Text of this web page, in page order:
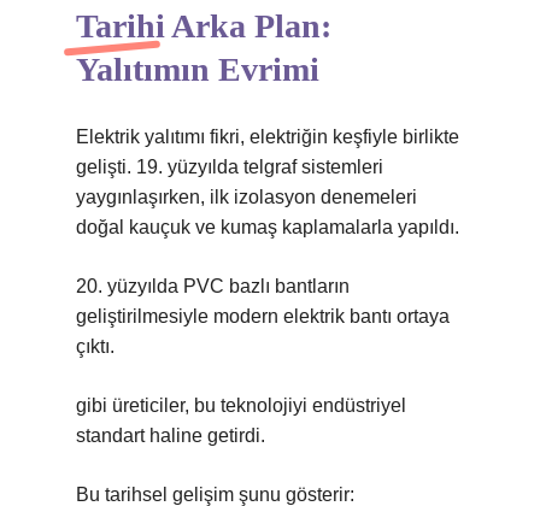
Tarihi Arka Plan:
Yalıtımın Evrimi
Elektrik yalıtımı fikri, elektriğin keşfiyle birlikte
gelişti. 19. yüzyılda telgraf sistemleri
yaygınlaşırken, ilk izolasyon denemeleri
doğal kauçuk ve kumaş kaplamalarla yapıldı.
20. yüzyılda PVC bazlı bantların
geliştirilmesiyle modern elektrik bantı ortaya
çıktı.
gibi üreticiler, bu teknolojiyi endüstriyel
standart haline getirdi.
Bu tarihsel gelişim şunu gösterir: